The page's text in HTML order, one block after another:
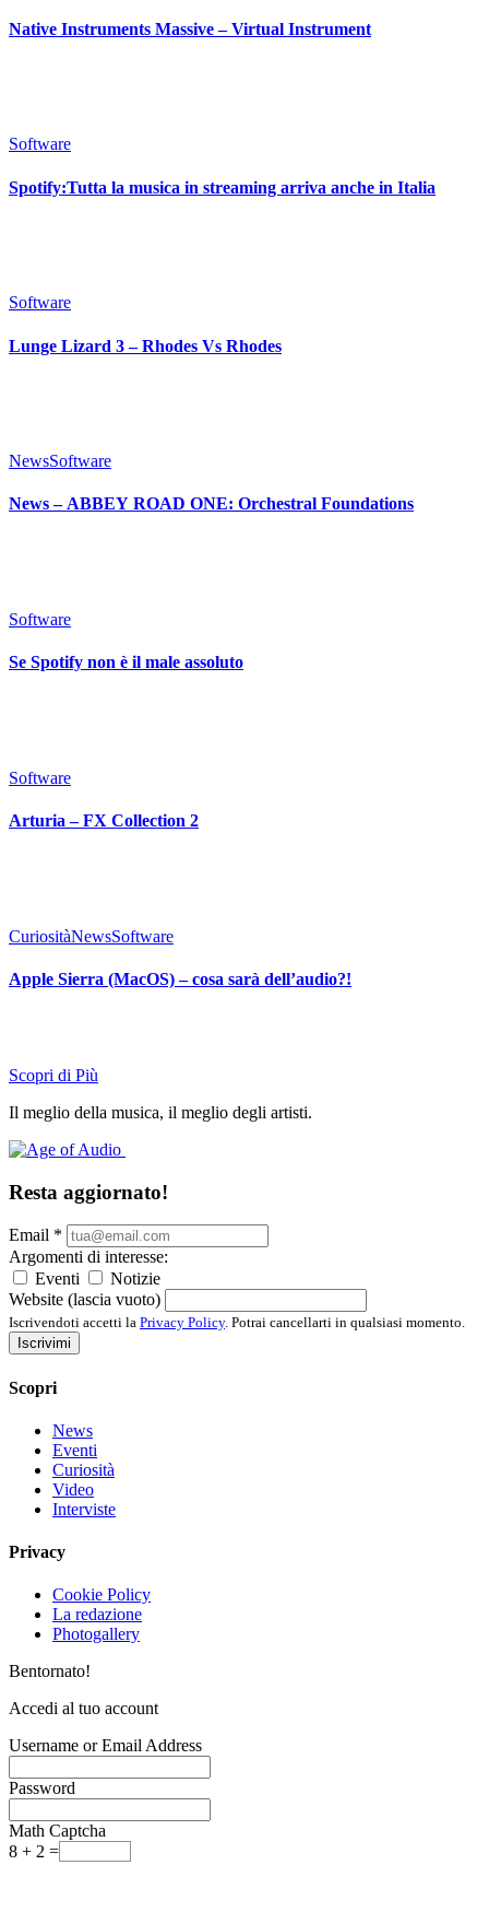
Native Instruments Massive – Virtual Instrument
Software
Spotify:Tutta la musica in streaming arriva anche in Italia
Software
Lunge Lizard 3 – Rhodes Vs Rhodes
NewsSoftware
News – ABBEY ROAD ONE: Orchestral Foundations
Software
Se Spotify non è il male assoluto
Software
Arturia – FX Collection 2
CuriositàNewsSoftware
Apple Sierra (MacOS) – cosa sarà dell’audio?!
Scopri di Più
Il meglio della musica, il meglio degli artisti.
Resta aggiornato!
Email *
Argomenti di interesse:
Eventi
Notizie
Website (lascia vuoto)
Iscrivendoti accetti la Privacy Policy. Potrai cancellarti in qualsiasi momento.
Iscrivimi
Scopri
News
Eventi
Curiosità
Video
Interviste
Privacy
Cookie Policy
La redazione
Photogallery
Bentornato!
Accedi al tuo account
Username or Email Address
Password
Math Captcha
8 + 2 =